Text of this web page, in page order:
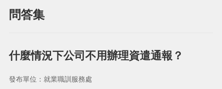
徵
才
業
問答集
什麼情況下公司不用辦理資遣通報？
發布單位：就業職訓服務處